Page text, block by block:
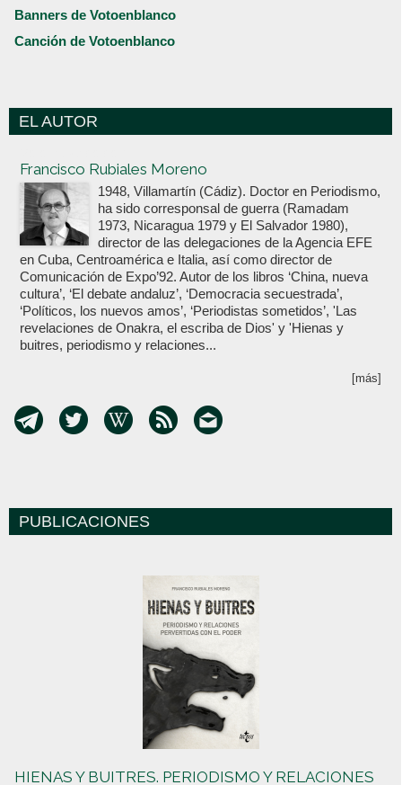
Banners de Votoenblanco
Canción de Votoenblanco
EL AUTOR
Francisco Rubiales Moreno
1948, Villamartín (Cádiz). Doctor en Periodismo,
ha sido corresponsal de guerra (Ramadam
1973, Nicaragua 1979 y El Salvador 1980),
director de las delegaciones de la Agencia EFE
en Cuba, Centroamérica e Italia, así como director de
Comunicación de Expo’92. Autor de los libros ‘China, nueva
cultura’, ‘El debate andaluz’, ‘Democracia secuestrada’,
‘Políticos, los nuevos amos’, ‘Periodistas sometidos’, 'Las
revelaciones de Onakra, el escriba de Dios' y 'Hienas y
buitres, periodismo y relaciones...
[más]
PUBLICACIONES
HIENAS Y BUITRES. PERIODISMO Y RELACIONES